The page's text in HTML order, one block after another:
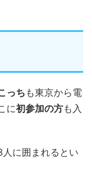
っちも東京から電
に初参加の方も入
に囲まれるとい